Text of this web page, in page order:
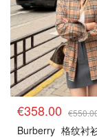
€358.00
Burberry 格纹衬